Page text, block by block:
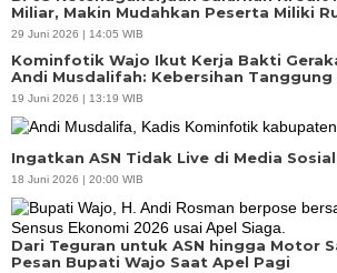
Miliar, Makin Mudahkan Peserta Miliki
29 Juni 2026 | 14:05 WIB
Kominfotik Wajo Ikut Kerja Bakti
Andi Musdalifah: Kebersihan Tanggung
19 Juni 2026 | 13:19 WIB
Ingatkan ASN Tidak Live di Media
18 Juni 2026 | 20:00 WIB
Dari Teguran untuk ASN hingga Motor
Pesan Bupati Wajo Saat Apel Pagi